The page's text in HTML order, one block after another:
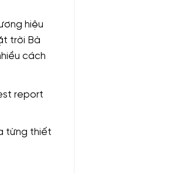
hiệu
trời Bà
cách
report
từng thiết